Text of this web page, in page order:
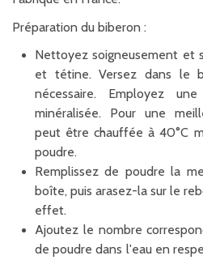
Préparation du biberon :
Nettoyez soigneusement et
et tétine. Versez dans le
nécessaire. Employez
minéralisée. Pour une
peut être chauffée à 40°C
poudre.
Remplissez de poudre la
boîte, puis arasez-la sur le
effet.
Ajoutez le nombre
de poudre dans l'eau en